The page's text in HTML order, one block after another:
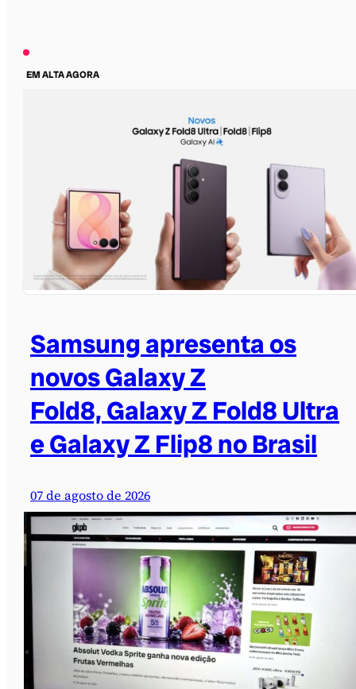
EM ALTA AGORA
Samsung apresenta os
novos Galaxy Z
Fold8, Galaxy Z Fold8 Ultra
e Galaxy Z Flip8 no Brasil
07 de agosto de 2026